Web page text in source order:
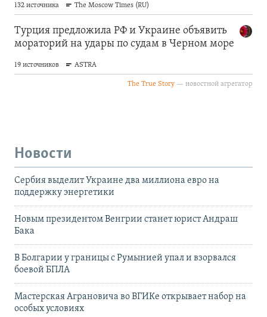
Новости
Сербия выделит Украине два миллиона евро на
поддержку энергетики
Новым президентом Венгрии станет юрист Андраш
Бака
В Болгарии у границы с Румынией упал и взорвался
боевой БПЛА
Мастерская Аграновича во ВГИКе открывает набор на
особых условиях